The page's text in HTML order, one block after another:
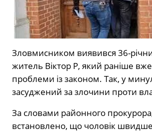
Зловмисником виявився 36-
житель Віктор Р, який раніше
проблеми із законом. Так, у
засуджений за злочини проти
За словами районного
встановлено, що чоловік